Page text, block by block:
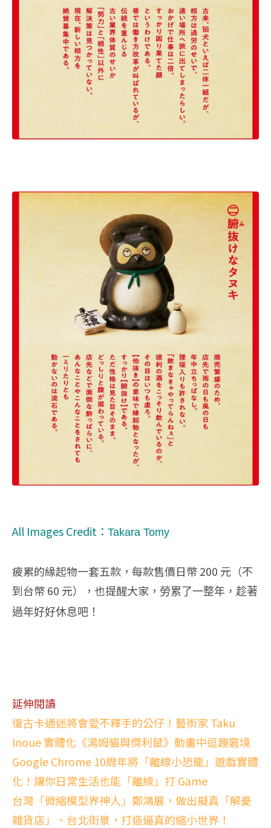
All Images Credit： Takara Tomy
疲累的緣起物一套五款，每款售價日幣 200 元（不
到台幣 60 元），也提醒大家， 勞累了一整年， 趁著
過年好好休息吧！
延伸閱讀
復古卡通迷將會愛不釋手的公仔！藝術家 Taku
Inoue 實體化《湯姆貓與傑利鼠》動畫中逗趣窘境
Google Chrome 10周年將「離線小恐龍」遊戲實體
化！讓你日常生活也能「離線」打 Game
台灣「微縮模型界神人」鄭鴻展，做出擬真「解憂
雜貨店」、台北街景，打造逼真的縮小世界！